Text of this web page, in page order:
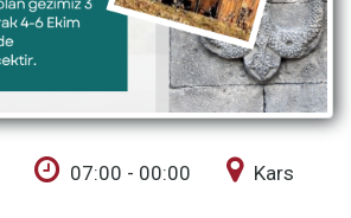
07:00 - 00:00 Kars